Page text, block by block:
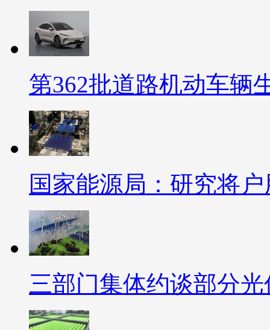
第362批道路机动车辆
国家能源局：研究将
三部门集体约谈部分